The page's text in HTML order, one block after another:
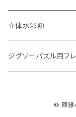
半切判（424×545ミリ
三三判（455×606ミ
25cm正方形（
30cm正方形（
25×50cm
30×60cm
MO判（693×893ミリ）
特全判（780×1050ミ
B5判（182×257ミリ）
A4判（210×297ミリ）
立体水彩額
インチ判（203×254ミ
ジグソーパズル用フ
© 額縁